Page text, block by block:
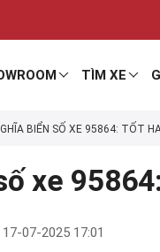
TÌM XE
BIỂN SỐ XE 95864: TỐT
xe
17-07-2025 17:01